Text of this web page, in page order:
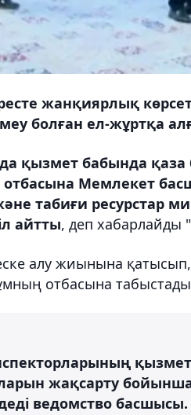
жанқиярлық
болған ел-жұртқа
қызмет бабында қаза
отбасына Мемлекет
табиғи ресурстар
айтты, деп хабарлайды "
алу жиынына
отбасына
жақсарту бойынша
ведомство басшысы.